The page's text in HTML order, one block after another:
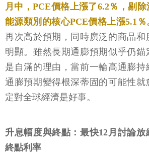
月中，PCE價格上漲了6.2％，剔
能源類別的核心PCE價格上漲5.1％
再次高於預期，同時廣泛的商品和
明顯。雖然長期通膨預期似乎仍錨
是自滿的理由，當前一輪高通膨持
通膨預期變得根深蒂固的可能性就
定對全球經濟是好事。
升息幅度與終點：最快12月討論
終點利率